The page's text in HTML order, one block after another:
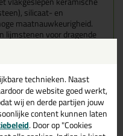
silicaat- en
maatnauwkeurigheid.
lijmstenen voor dragende
hoogte van 4
voor
NBS
technieken. Naast
de website goed werkt,
wij en derde partijen jouw
content kunnen laten
. Door op "Cookies